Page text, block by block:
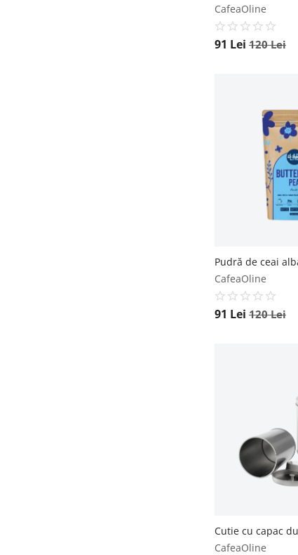
CafeaOline
91 Lei 120Lei
CafeaOline
91 Lei 120Lei
CafeaOline